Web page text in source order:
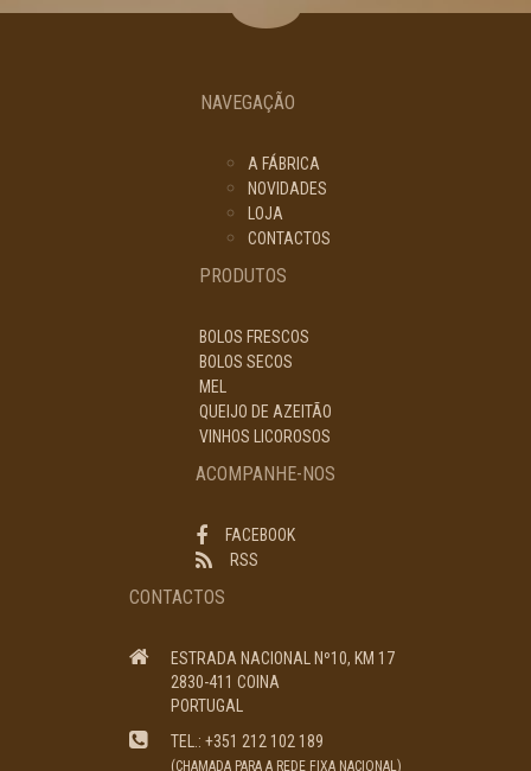
NAVEGAÇÃO
A FÁBRICA
NOVIDADES
LOJA
CONTACTOS
PRODUTOS
BOLOS FRESCOS
BOLOS SECOS
MEL
QUEIJO DE AZEITÃO
VINHOS LICOROSOS
ACOMPANHE-NOS
FACEBOOK
RSS
CONTACTOS
ESTRADA NACIONAL Nº10, KM 17
2830-411 COINA
PORTUGAL
TEL.: +351 212 102 189
(CHAMADA PARA A REDE FIXA NACIONAL)